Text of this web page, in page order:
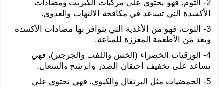
2- الثوم، فهو يحتوي على مركبات الكبريت ومضادات
الأكسدة التي تساعد في مكافحة الالتهاب والعدوى.
3- التوت، فهو من الأغذية التي يتوافر بها مضادات الأكسدة
ويعد من الأطعمة المعززة للمناعة.
4- الورقيات الخضراء (الخس واللفت والجرجير)، فهي
تساعد على تخفيف احتقان الصدر والرشح والسعال.
5- الحمضيات مثل البرتقال والكيوي، فهي تحتوي على